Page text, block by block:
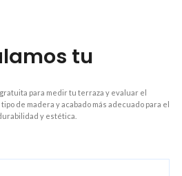
tu
para medir tu terraza y evaluar el
de madera y acabado más adecuado para el
y estética.